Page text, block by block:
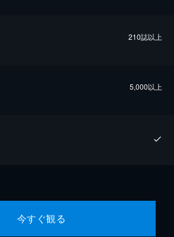
210誌以上
5,000以上
今すぐ観る